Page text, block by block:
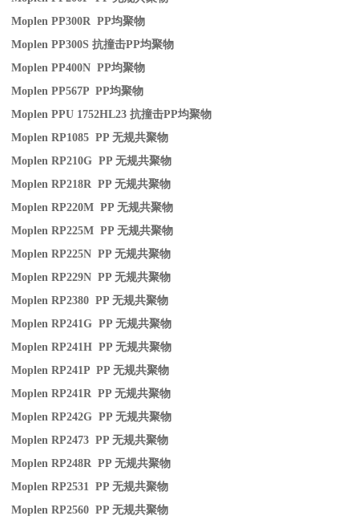
Moplen PP300R PP均聚物
Moplen PP300S抗撞击PP均聚物
Moplen PP400N PP均聚物
Moplen PP567P PP均聚物
Moplen PPU 1752HL23抗撞击PP均聚物
Moplen RP1085 PP无规共聚物
Moplen RP210G PP无规共聚物
Moplen RP218R PP无规共聚物
Moplen RP220M PP无规共聚物
Moplen RP225M PP无规共聚物
Moplen RP225N PP无规共聚物
Moplen RP229N PP无规共聚物
Moplen RP2380 PP无规共聚物
Moplen RP241G PP无规共聚物
Moplen RP241H PP无规共聚物
Moplen RP241P PP无规共聚物
Moplen RP241R PP无规共聚物
Moplen RP242G PP无规共聚物
Moplen RP2473 PP无规共聚物
Moplen RP248R PP无规共聚物
Moplen RP2531 PP无规共聚物
Moplen RP2560 PP无规共聚物